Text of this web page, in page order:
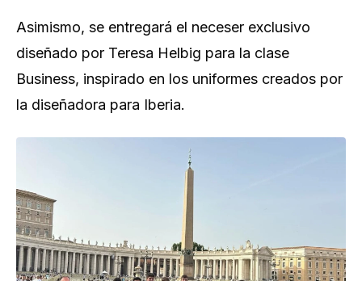
Asimismo, se entregará el neceser exclusivo
diseñado por Teresa Helbig para la clase
Business, inspirado en los uniformes creados por
la diseñadora para Iberia.